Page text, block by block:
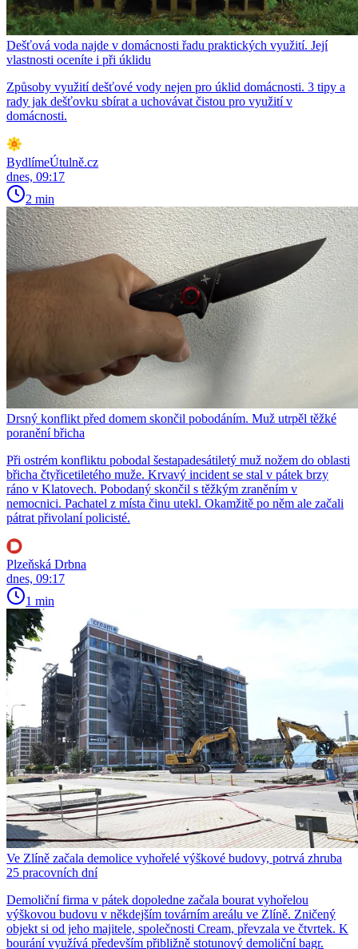
Dešťová voda najde v domácnosti řadu praktických využití. Její
vlastnosti oceníte i při úklidu
Způsoby využití dešťové vody nejen pro úklid domácnosti. 3 tipy a
rady jak dešťovku sbírat a uchovávat čistou pro využití v
domácnosti.
BydlímeÚtulně.cz
dnes, 09:17
2 min
Drsný konflikt před domem skončil pobodáním. Muž utrpěl těžké
poranění břicha
Při ostrém konfliktu pobodal šestapadesátiletý muž nožem do oblasti
břicha čtyřicetiletého muže. Krvavý incident se stal v pátek brzy
ráno v Klatovech. Pobodaný skončil s těžkým zraněním v
nemocnici. Pachatel z místa činu utekl. Okamžitě po něm ale začali
pátrat přivolaní policisté.
Plzeňská Drbna
dnes, 09:17
1 min
Ve Zlíně začala demolice vyhořelé výškové budovy, potrvá zhruba
25 pracovních dní
Demoliční firma v pátek dopoledne začala bourat vyhořelou
výškovou budovu v někdejším továrním areálu ve Zlíně. Zničený
objekt si od jeho majitele, společnosti Cream, převzala ve čtvrtek. K
bourání využívá především přibližně stotunový demoliční bagr.